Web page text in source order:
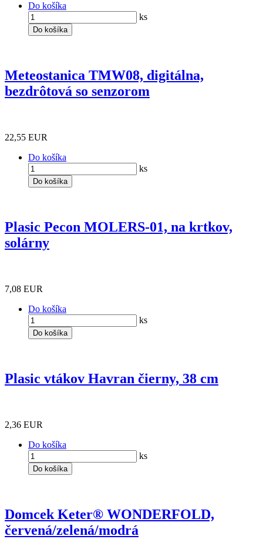
Do košíka
ks
Do košíka
Meteostanica TMW08, digitálna,
bezdrôtová so senzorom
22,55 EUR
Do košíka
ks
Do košíka
Plasic Pecon MOLERS-01, na krtkov,
solárny
7,08 EUR
Do košíka
ks
Do košíka
Plasic vtákov Havran čierny, 38 cm
2,36 EUR
Do košíka
ks
Do košíka
Domcek Keter® WONDERFOLD,
červená/zelená/modrá